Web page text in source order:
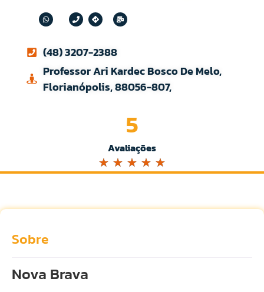
(48) 3207-2388
Professor Ari Kardec Bosco De Melo,
Florianópolis, 88056-807,
Avaliações
5
☆ ☆ ☆ ☆ ☆
Sobre
Nova Brava